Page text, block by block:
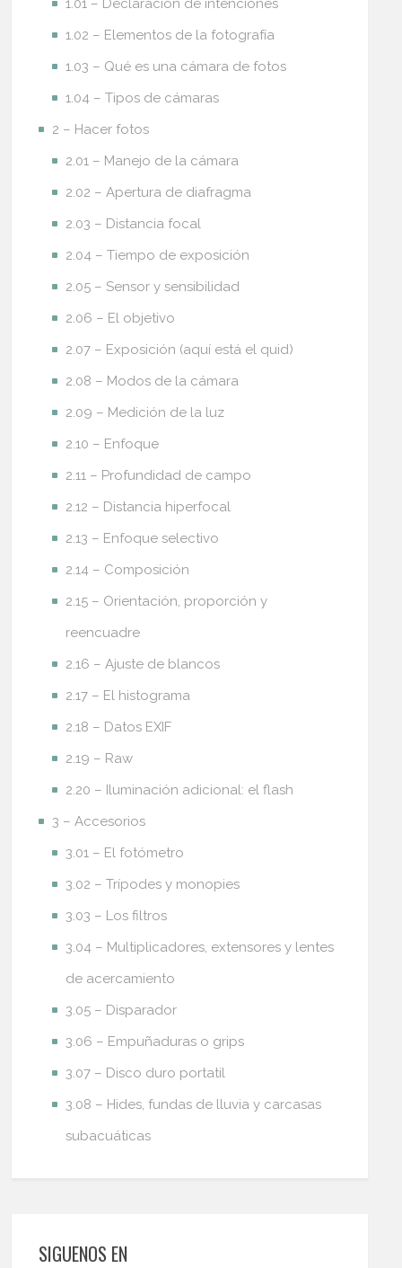
1.01 – Declaración de intenciones
1.02 – Elementos de la fotografía
1.03 – Qué es una cámara de fotos
1.04 – Tipos de cámaras
2 – Hacer fotos
2.01 – Manejo de la cámara
2.02 – Apertura de diafragma
2.03 – Distancia focal
2.04 – Tiempo de exposición
2.05 – Sensor y sensibilidad
2.06 – El objetivo
2.07 – Exposición (aquí está el quid)
2.08 – Modos de la cámara
2.09 – Medición de la luz
2.10 – Enfoque
2.11 – Profundidad de campo
2.12 – Distancia hiperfocal
2.13 – Enfoque selectivo
2.14 – Composición
2.15 – Orientación, proporción y
reencuadre
2.16 – Ajuste de blancos
2.17 – El histograma
2.18 – Datos EXIF
2.19 – Raw
2.20 – Iluminación adicional: el flash
3 – Accesorios
3.01 – El fotómetro
3.02 – Trípodes y monopies
3.03 – Los filtros
3.04 – Multiplicadores, extensores y lentes
de acercamiento
3.05 – Disparador
3.06 – Empuñaduras o grips
3.07 – Disco duro portatil
3.08 – Hides, fundas de lluvia y carcasas
subacuáticas
SIGUENOS EN